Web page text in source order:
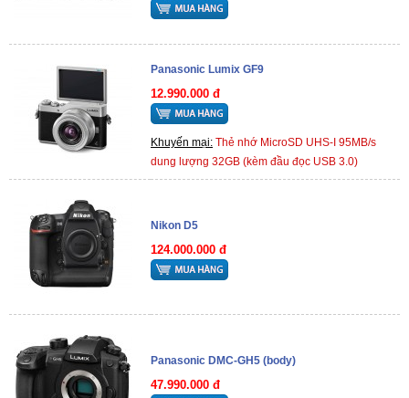
Panasonic Lumix GF9
12.990.000 đ
Khuyến mại: Thẻ nhớ MicroSD UHS-I 95MB/s
dung lượng 32GB (kèm đầu đọc USB 3.0)
Nikon D5
124.000.000 đ
Panasonic DMC-GH5 (body)
47.990.000 đ